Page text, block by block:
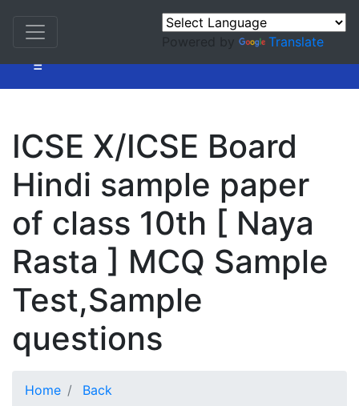
=
Powered by Translate
ICSE X/ICSE Board
Hindi sample paper
of class 10th [ Naya
Rasta ] MCQ Sample
Test,Sample
questions
Home Back